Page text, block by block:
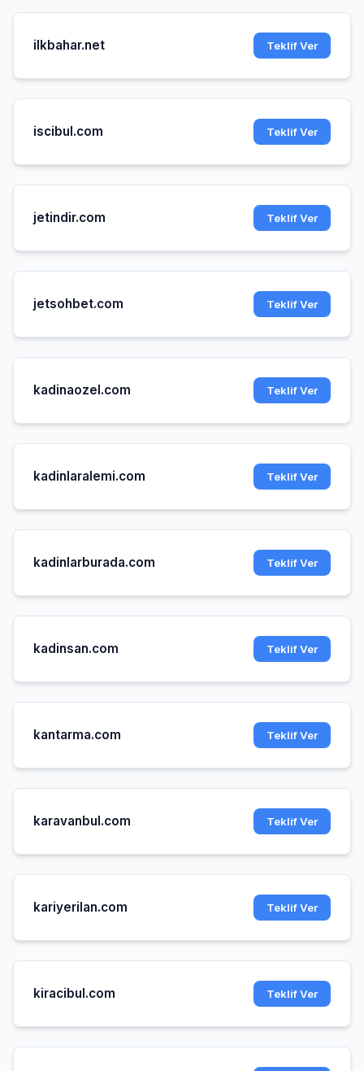
ilkbahar.net Teklif Ver
iscibul.com Teklif Ver
jetindir.com Teklif Ver
jetsohbet.com Teklif Ver
kadinaozel.com Teklif Ver
kadinlaralemi.com Teklif Ver
kadinlarburada.com Teklif Ver
kadinsan.com Teklif Ver
kantarma.com Teklif Ver
karavanbul.com Teklif Ver
kariyerilan.com Teklif Ver
kiracibul.com Teklif Ver